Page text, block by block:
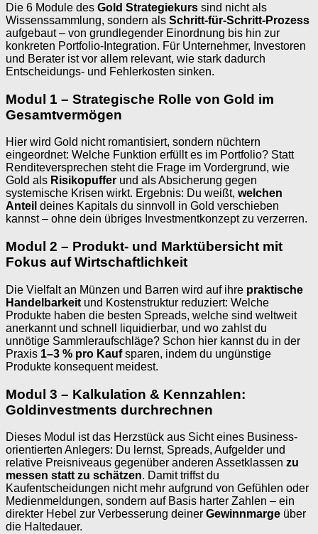
Die 6 Module des Gold Strategiekurs sind nicht als
Wissenssammlung, sondern als Schritt-für-Schritt-Prozess
aufgebaut – von grundlegender Einordnung bis hin zur
konkreten Portfolio-Integration. Für Unternehmer, Investoren
und Berater ist vor allem relevant, wie stark dadurch
Entscheidungs- und Fehlerkosten sinken.
Modul 1 – Strategische Rolle von Gold im
Gesamtvermögen
Hier wird Gold nicht romantisiert, sondern nüchtern
eingeordnet: Welche Funktion erfüllt es im Portfolio? Statt
Renditeversprechen steht die Frage im Vordergrund, wie
Gold als Risikopuffer und als Absicherung gegen
systemische Krisen wirkt. Ergebnis: Du weißt, welchen
Anteil deines Kapitals du sinnvoll in Gold verschieben
kannst – ohne dein übriges Investmentkonzept zu verzerren.
Modul 2 – Produkt- und Marktübersicht mit
Fokus auf Wirtschaftlichkeit
Die Vielfalt an Münzen und Barren wird auf ihre praktische
Handelbarkeit und Kostenstruktur reduziert: Welche
Produkte haben die besten Spreads, welche sind weltweit
anerkannt und schnell liquidierbar, und wo zahlst du
unnötige Sammleraufschläge? Schon hier kannst du in der
Praxis 1–3 % pro Kaufsparen, indem du ungünstige
Produkte konsequent meidest.
Modul 3 – Kalkulation & Kennzahlen:
Goldinvestments durchrechnen
Dieses Modul ist das Herzstück aus Sicht eines Business-
orientierten Anlegers: Du lernst, Spreads, Aufgelder und
relative Preisniveaus gegenüber anderen Assetklassen zu
messen statt zu schätzen. Damit triffst du
Kaufentscheidungen nicht mehr aufgrund von Gefühlen oder
Medienmeldungen, sondern auf Basis harter Zahlen – ein
direkter Hebel zur Verbesserung deiner Gewinnmarge über
die Haltedauer.